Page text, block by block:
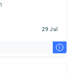
29 Jul
i